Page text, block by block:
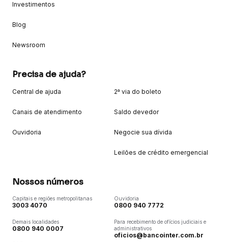
Investimentos
Blog
Newsroom
Precisa de ajuda?
Central de ajuda
Canais de atendimento
Ouvidoria
2ª via do boleto
Saldo devedor
Negocie sua dívida
Leilões de crédito emergencial
Nossos números
Capitais e regiões metropolitanas
3003 4070
Demais localidades
0800 940 0007
Ouvidoria
0800 940 7772
Para recebimento de ofícios judiciais e
administrativos
oficios@bancointer.com.br